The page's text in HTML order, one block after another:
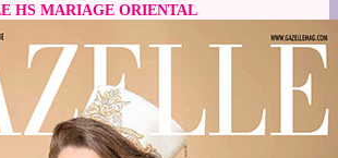
HS MARIAGE ORIENTAL